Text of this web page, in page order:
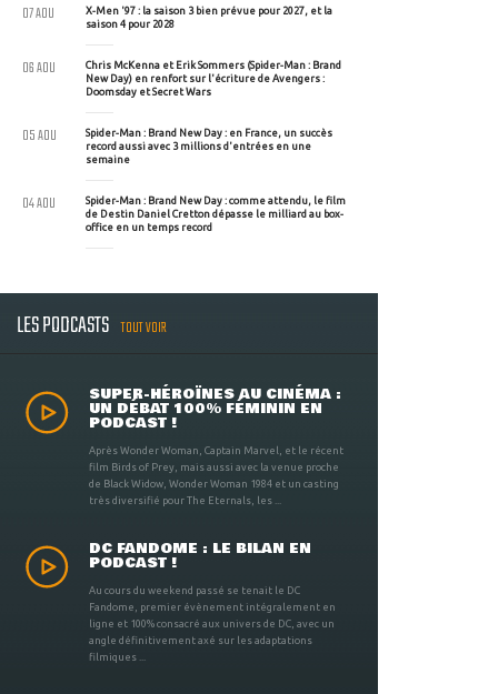
X-Men '97 : la saison 3 bien prévue pour 2027, et la
saison 4 pour 2028
07 AOU
Chris McKenna et Erik Sommers (Spider-Man : Brand
New Day) en renfort sur l'écriture de Avengers :
Doomsday et Secret Wars
06 AOU
Spider-Man : Brand New Day : en France, un succès
record aussi avec 3 millions d'entrées en une
semaine
05 AOU
Spider-Man : Brand New Day : comme attendu, le film
de Destin Daniel Cretton dépasse le milliard au box-
office en un temps record
04 AOU
LES PODCASTS TOUT VOIR
SUPER-HÉROÏNES AU CINÉMA :
UN DÉBAT 100% FÉMININ EN
PODCAST !
Après Wonder Woman, Captain Marvel, et le récent
film Birds of Prey, mais aussi avec la venue proche
de Black Widow, Wonder Woman 1984 et un casting
très diversifié pour The Eternals, les ...
DC FANDOME : LE BILAN EN
PODCAST !
Au cours du weekend passé se tenait le DC
Fandome, premier évènement intégralement en
ligne et 100% consacré aux univers de DC, avec un
angle définitivement axé sur les adaptations
filmiques ...